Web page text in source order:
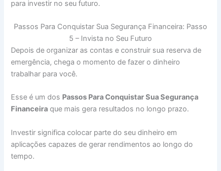
para investir no seu futuro.
Passos Para Conquistar Sua Segurança Financeira: Passo
5 – Invista no Seu Futuro
Depois de organizar as contas e construir sua reserva de
emergência, chega o momento de fazer o dinheiro
trabalhar para você.
Esse é um dos Passos Para Conquistar Sua Segurança
Financeira que mais gera resultados no longo prazo.
Investir significa colocar parte do seu dinheiro em
aplicações capazes de gerar rendimentos ao longo do
tempo.